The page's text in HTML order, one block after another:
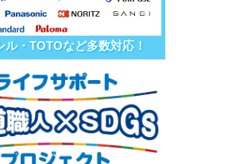
ル・TOTOなど多数対応！